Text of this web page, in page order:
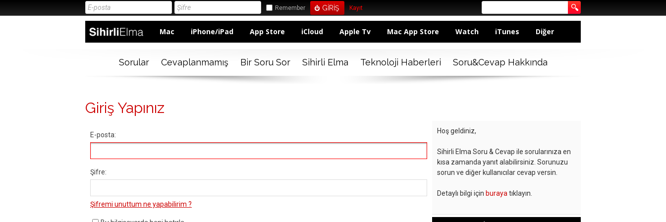
Remember Kayıt
Mac iPhone/iPad App Store iCloud Apple Tv Mac App Store Watch iTunes Diğer
Sorular Cevaplanmamış Bir Soru Sor Sihirli Elma Teknoloji Haberleri Soru&Cevap Hakkında
Giriş Yapınız
E-posta:
Şifre:
Şifremi unuttum ne yapabilirim ?
Hoş geldiniz,
Sihirli Elma Soru & Cevap ile sorularınıza en
kısa zamanda yanıt alabilirsiniz. Sorunuzu
sorun ve diğer kullanıcılar cevap versin.
Detaylı bilgi için buraya tıklayın.